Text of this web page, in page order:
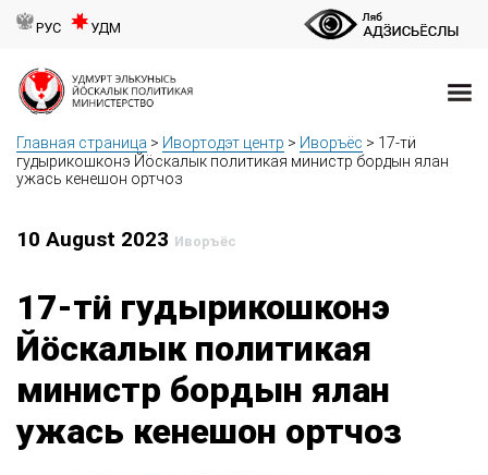
РУС УДМ
Главная страница > Ивортодэт центр > Иворъёс > 17-тӥ
гудырикошконэ Йӧскалык политикая министр бордын ялан
ужась кенешон ортчоз
10 August 2023 Иворъёс
17-тӥ гудырикошконэ
Йӧскалык политикая
министр бордын ялан
ужась кенешон ортчоз